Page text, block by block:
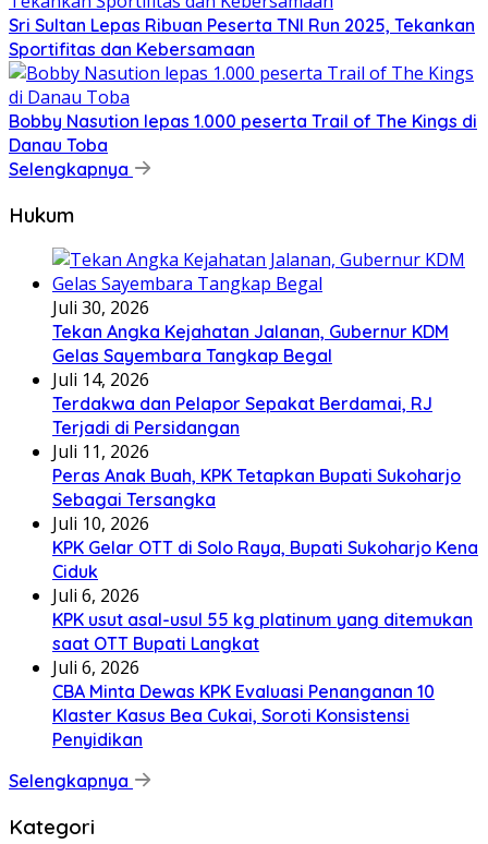
Sri Sultan Lepas Ribuan Peserta TNI Run 2025, Tekankan
Sportifitas dan Kebersamaan
Bobby Nasution lepas 1.000 peserta Trail of The Kings di
Danau Toba
Selengkapnya
Hukum
Juli 30, 2026
Tekan Angka Kejahatan Jalanan, Gubernur KDM
Gelas Sayembara Tangkap Begal
Juli 14, 2026
Terdakwa dan Pelapor Sepakat Berdamai, RJ
Terjadi di Persidangan
Juli 11, 2026
Peras Anak Buah, KPK Tetapkan Bupati Sukoharjo
Sebagai Tersangka
Juli 10, 2026
KPK Gelar OTT di Solo Raya, Bupati Sukoharjo Kena
Ciduk
Juli 6, 2026
KPK usut asal-usul 55 kg platinum yang ditemukan
saat OTT Bupati Langkat
Juli 6, 2026
CBA Minta Dewas KPK Evaluasi Penanganan 10
Klaster Kasus Bea Cukai, Soroti Konsistensi
Penyidikan
Selengkapnya
Kategori